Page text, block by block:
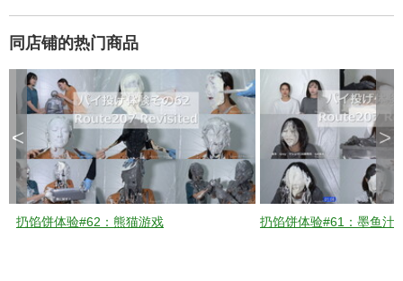
同店铺的热门商品
扔馅饼体验#62：熊猫游戏 扔馅饼体验#61：墨鱼汁
< >